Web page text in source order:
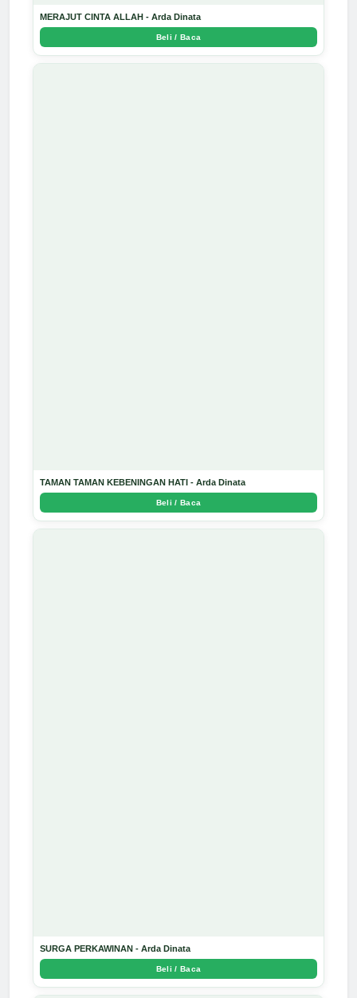
MERAJUT CINTA ALLAH - Arda Dinata
Beli / Baca
TAMAN TAMAN KEBENINGAN HATI - Arda Dinata
Beli / Baca
SURGA PERKAWINAN - Arda Dinata
Beli / Baca